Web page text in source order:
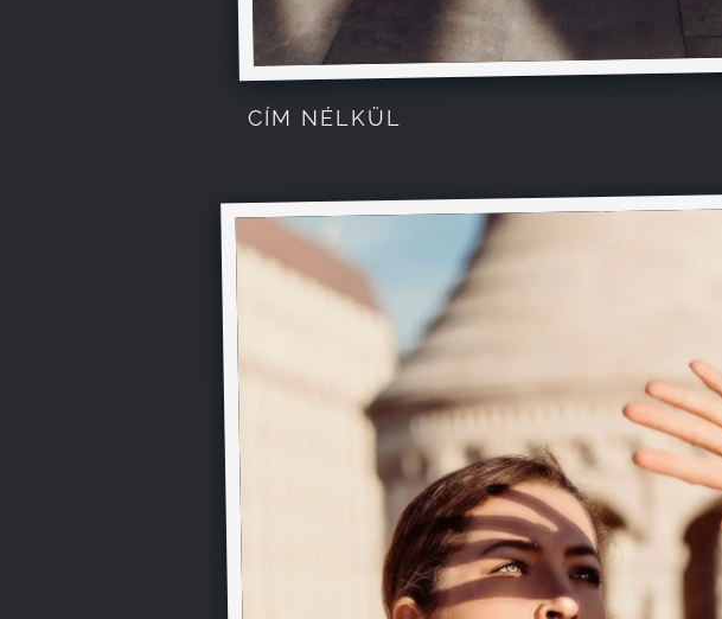
CÍM NÉLKÜL